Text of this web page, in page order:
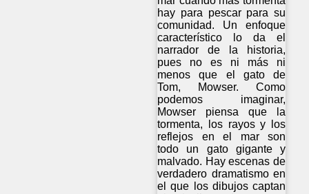
hay para pescar para su
comunidad. Un enfoque
característico lo da el
narrador de la historia,
pues no es ni más ni
menos que el gato de
Tom, Mowser. Como
podemos imaginar,
Mowser piensa que la
tormenta, los rayos y los
reflejos en el mar son
todo un gato gigante y
malvado. Hay escenas de
verdadero dramatismo en
el que los dibujos captan